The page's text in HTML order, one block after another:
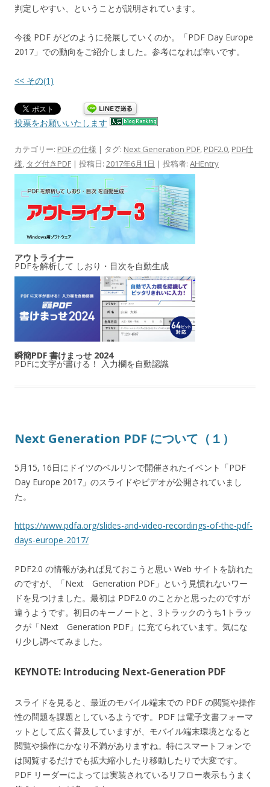
判定しやすい、ということが説明されています。
今後 PDF がどのように発展していくのか。「PDF Day Europe
2017」での動向をご紹介しました。参考になれば幸いです。
<< その(1)
投票をお願いいたします
カテゴリー: PDF の仕様 | タグ: Next Generation PDF, PDF2.0, PDF仕
様, タグ付きPDF | 投稿日: 2017年6月1日 | 投稿者: AHEntry
アウトライナー
PDFを解析して しおり・目次を自動生成
瞬簡PDF 書けまっせ 2024
PDFに文字が書ける！ 入力欄を自動認識
Next Generation PDF について（１）
5月15, 16日にドイツのベルリンで開催されたイベント「PDF
Day Europe 2017」のスライドやビデオが公開されていまし
た。
https://www.pdfa.org/slides-and-video-recordings-of-the-pdf-
days-europe-2017/
PDF2.0 の情報があれば見ておこうと思い Web サイトを訪れた
のですが、「Next Generation PDF」という見慣れないワー
ドを見つけました。最初は PDF2.0 のことかと思ったのですが
違うようです。初日のキーノートと、3トラックのうち1トラッ
クが「Next Generation PDF」に充てられています。気にな
り少し調べてみました。
KEYNOTE: Introducing Next-Generation PDF
スライドを見ると、最近のモバイル端末での PDF の閲覧や操作
性の問題を課題としているようです。PDF は電子文書フォーマ
ットとして広く普及していますが、モバイル端末環境となると
閲覧や操作にかなり不満がありますね。特にスマートフォンで
は閲覧するだけでも拡大縮小したり移動したりで大変です。
PDF リーダーによっては実装されているリフロー表示もうまく